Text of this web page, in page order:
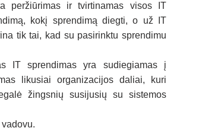
peržiūrimas ir tvirtinamas visos IT
kokį sprendimą diegti, o už IT
tik tai, kad su pasirinktu sprendimu
IT sprendimas yra sudiegiamas į
likusiai organizacijos daliai, kuri
žingsnių susijusių su sistemos